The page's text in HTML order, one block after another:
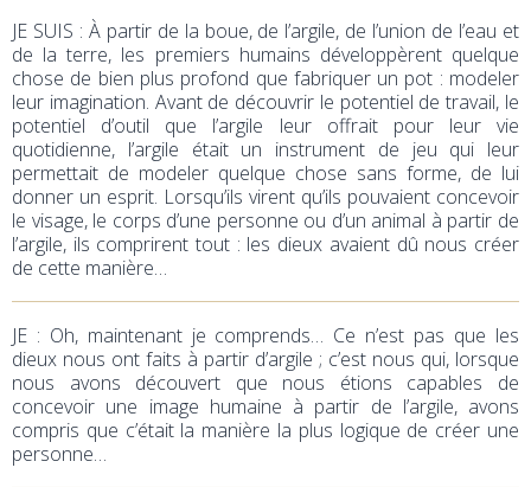
JE SUIS : À partir de la boue, de l’argile, de l’union de l’eau et
de la terre, les premiers humains développèrent quelque
chose de bien plus profond que fabriquer un pot : modeler
leur imagination. Avant de découvrir le potentiel de travail, le
potentiel d’outil que l’argile leur offrait pour leur vie
quotidienne, l’argile était un instrument de jeu qui leur
permettait de modeler quelque chose sans forme, de lui
donner un esprit. Lorsqu’ils virent qu’ils pouvaient concevoir
le visage, le corps d’une personne ou d’un animal à partir de
l’argile, ils comprirent tout : les dieux avaient dû nous créer
de cette manière…
JE : Oh, maintenant je comprends… Ce n’est pas que les
dieux nous ont faits à partir d’argile ; c’est nous qui, lorsque
nous avons découvert que nous étions capables de
concevoir une image humaine à partir de l’argile, avons
compris que c’était la manière la plus logique de créer une
personne…